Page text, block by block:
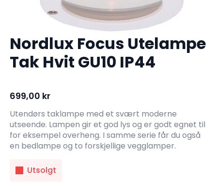
Nordlux Focus Utelampe
Tak Hvit GU10 IP44
699,00 kr
Utendørs taklampe med et svært moderne
utseende. Lampen gir et god lys og er godt egnet til
for eksempel overheng. I samme serie får du også
en bedlampe og to forskjellige vegglamper.
Utsolgt